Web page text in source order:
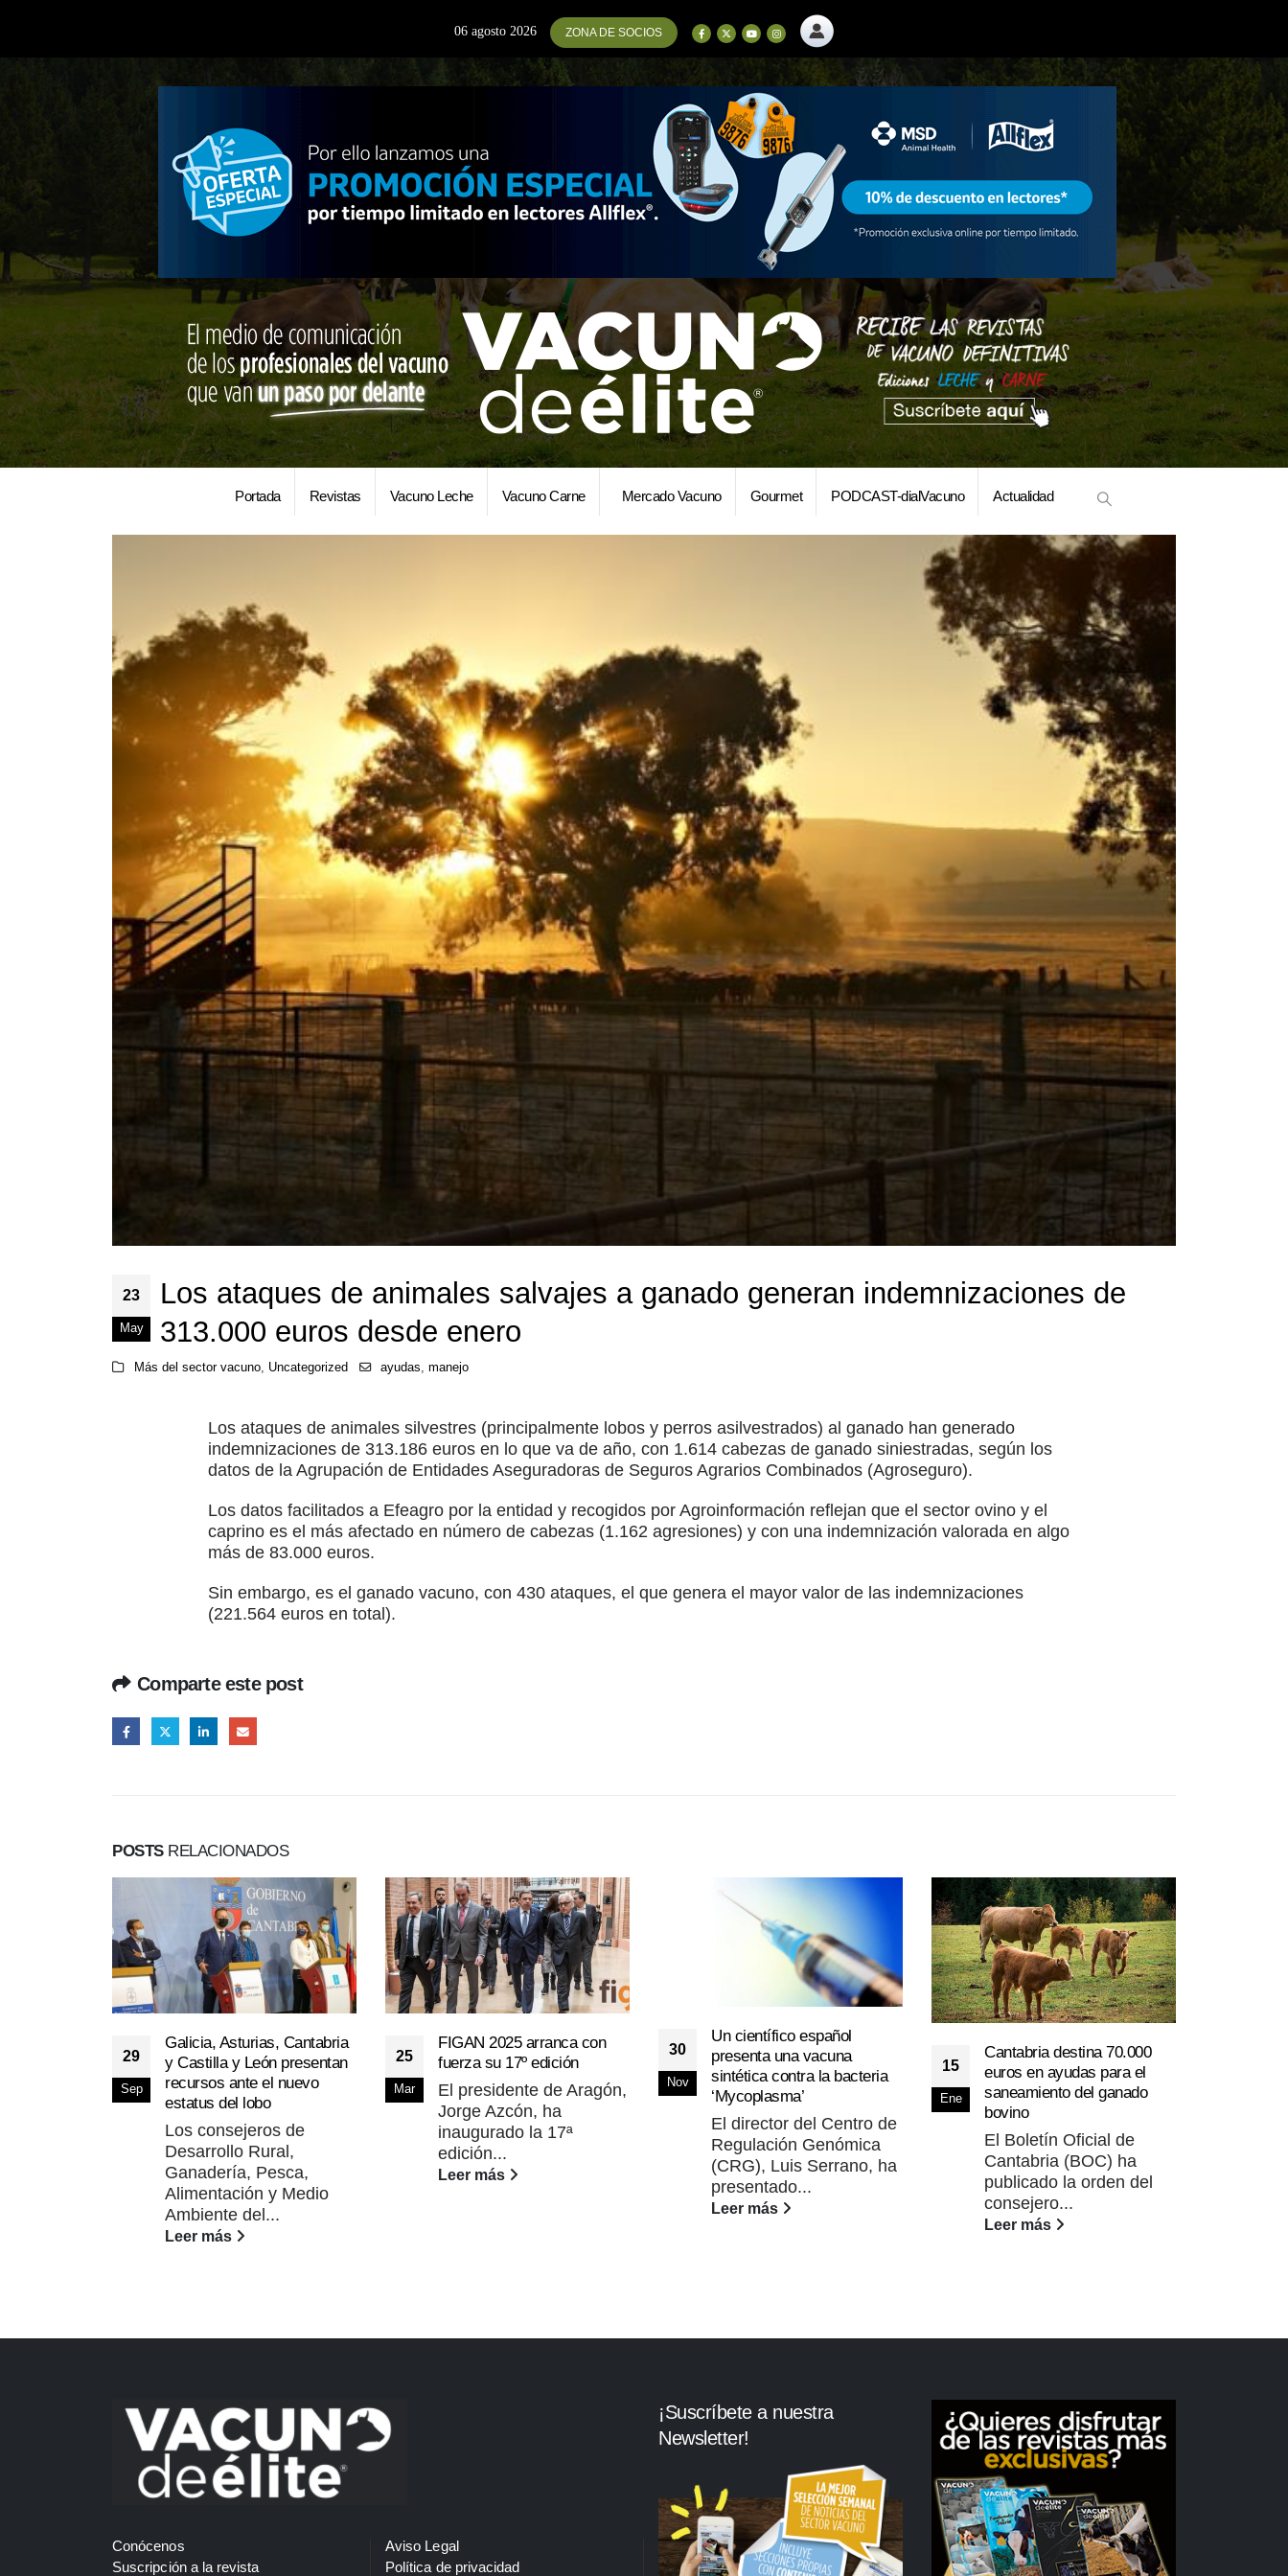
06 agosto 2026 ZONA DE SOCIOS
Portada Revistas Vacuno Leche Vacuno Carne Mercado Vacuno Gourmet PODCAST-dialVacuno Actualidad
23
May
Los ataques de animales salvajes a ganado generan indemnizaciones de
313.000 euros desde enero
Más del sector vacuno, Uncategorized ayudas,manejo
Los ataques de animales silvestres (principalmente lobos y perros asilvestrados) al ganado han generado
indemnizaciones de 313.186 euros en lo que va de año, con 1.614 cabezas de ganado siniestradas, según los
datos de la Agrupación de Entidades Aseguradoras de Seguros Agrarios Combinados (Agroseguro).
Los datos facilitados a Efeagro por la entidad y recogidos por Agroinformación reflejan que el sector ovino y el
caprino es el más afectado en número de cabezas (1.162 agresiones) y con una indemnización valorada en algo
más de 83.000 euros.
Sin embargo, es el ganado vacuno, con 430 ataques, el que genera el mayor valor de las indemnizaciones
(221.564 euros en total).
Comparte este post
POSTSRELACIONADOS
29
Sep
Galicia, Asturias, Cantabria
y Castilla y León presentan
recursos ante el nuevo
estatus del lobo
Los consejeros de
Desarrollo Rural,
Ganadería, Pesca,
Alimentación y Medio
Ambiente del...
Leer más
25
Mar
FIGAN 2025 arranca con
fuerza su 17º edición
El presidente de Aragón,
Jorge Azcón, ha
inaugurado la 17ª
edición...
Leer más
30
Nov
Un científico español
presenta una vacuna
sintética contra la bacteria
‘Mycoplasma’
El director del Centro de
Regulación Genómica
(CRG), Luis Serrano, ha
presentado...
Leer más
15
Ene
Cantabria destina 70.000
euros en ayudas para el
saneamiento del ganado
bovino
El Boletín Oficial de
Cantabria (BOC) ha
publicado la orden del
consejero...
Leer más
Conócenos
Suscripción a la revista
Aviso Legal
Política de privacidad
¡Suscríbete a nuestra
Newsletter!